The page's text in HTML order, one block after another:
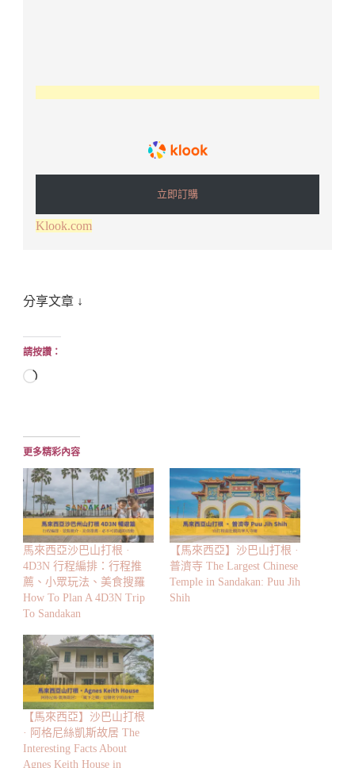
立即訂購
Klook.com
分享文章 ↓
請按讚：
正
入...
更多精彩內容
馬來西亞沙巴山打根 ·
4D3N 行程編排：行程推
薦、小眾玩法、美食搜羅
How To Plan A 4D3N Trip
To Sandakan
【馬來西亞】沙巴山打根 ·
普濟寺 The Largest Chinese
Temple in Sandakan: Puu Jih
Shih
【馬來西亞】沙巴山打根
· 阿格尼絲凱斯故居 The
Interesting Facts About
Agnes Keith House in